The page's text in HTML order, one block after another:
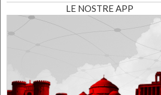
LE NOSTRE APP